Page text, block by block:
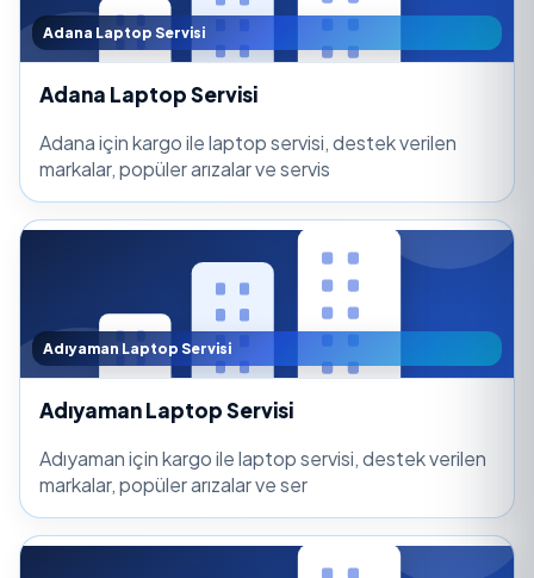
Adana Laptop Servisi
Adana Laptop Servisi
Adana için kargo ile laptop servisi, destek verilen
markalar, popüler arızalar ve servis
Adıyaman Laptop Servisi
Adıyaman Laptop Servisi
Adıyaman için kargo ile laptop servisi, destek verilen
markalar, popüler arızalar ve ser